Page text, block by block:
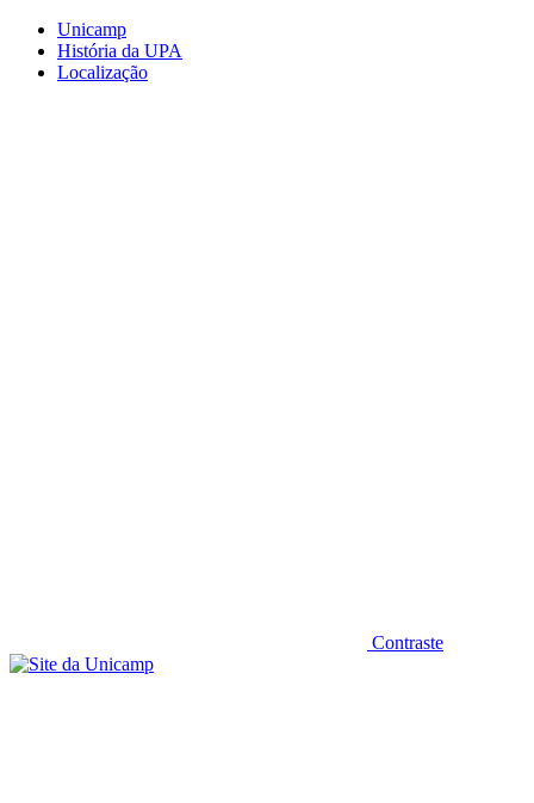
Conteúdo principal
Unicamp
História da UPA
Localização
Contraste